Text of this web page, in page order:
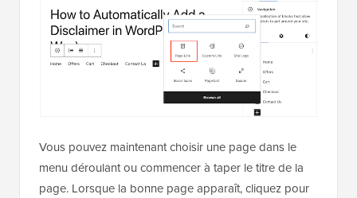
Vous pouvez maintenant choisir une page dans le
menu déroulant ou commencer à taper le titre de la
page. Lorsque la bonne page apparaît, cliquez pour